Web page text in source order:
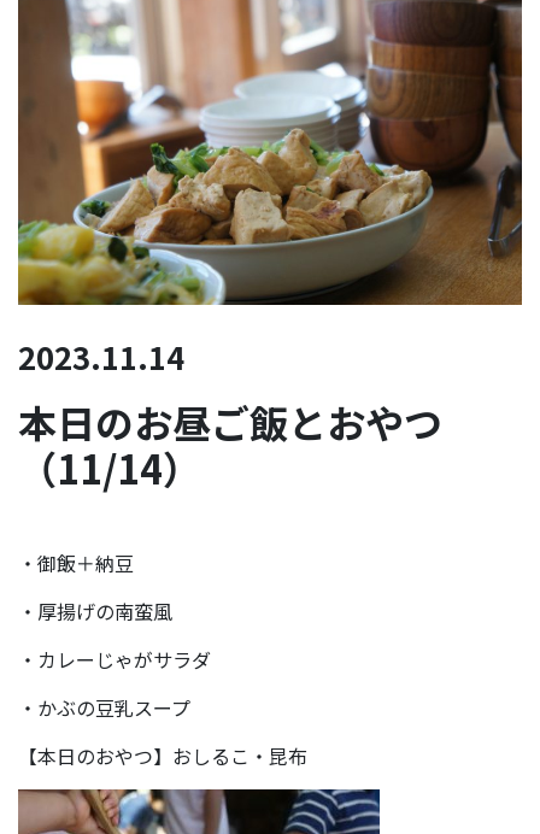
2023.11.14
本日のお昼ご飯とおやつ
（11/14）
・御飯＋納豆
・厚揚げの南蛮風
・カレーじゃがサラダ
・かぶの豆乳スープ
【本日のおやつ】おしるこ・昆布